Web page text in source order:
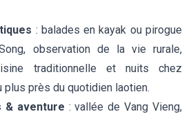
: balades en kayak ou pirogue
observation de la vie rurale,
traditionnelle et nuits chez
plus près du quotidien laotien.
& aventure : vallée de Vang Vieng,